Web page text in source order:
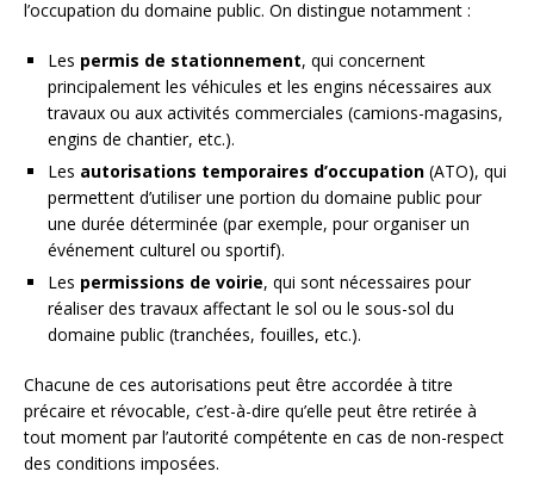
l’occupation du domaine public. On distingue notamment :
Les permis de stationnement, qui concernent
principalement les véhicules et les engins nécessaires aux
travaux ou aux activités commerciales (camions-magasins,
engins de chantier, etc.).
Les autorisations temporaires d’occupation (ATO), qui
permettent d’utiliser une portion du domaine public pour
une durée déterminée (par exemple, pour organiser un
événement culturel ou sportif).
Les permissions de voirie, qui sont nécessaires pour
réaliser des travaux affectant le sol ou le sous-sol du
domaine public (tranchées, fouilles, etc.).
Chacune de ces autorisations peut être accordée à titre
précaire et révocable, c’est-à-dire qu’elle peut être retirée à
tout moment par l’autorité compétente en cas de non-respect
des conditions imposées.